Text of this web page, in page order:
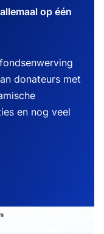
op één
donateurs met
en nog veel